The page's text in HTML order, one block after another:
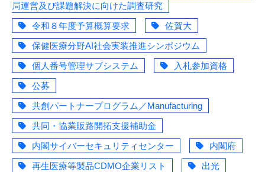
局運営及び課題解決に向けた調査研究
令和８年度予算概算要求
佐賀大
保健医療分野AI社会実装推進シンポジウム
個人番号管理サブシステム
入札参加資格
公募
共創パートナープログラム／Manufacturing
共同・協業販路開拓支援補助金
内閣サイバーセキュリティセンター
内閣府
再生医療等製品CDMO企業リスト
出光